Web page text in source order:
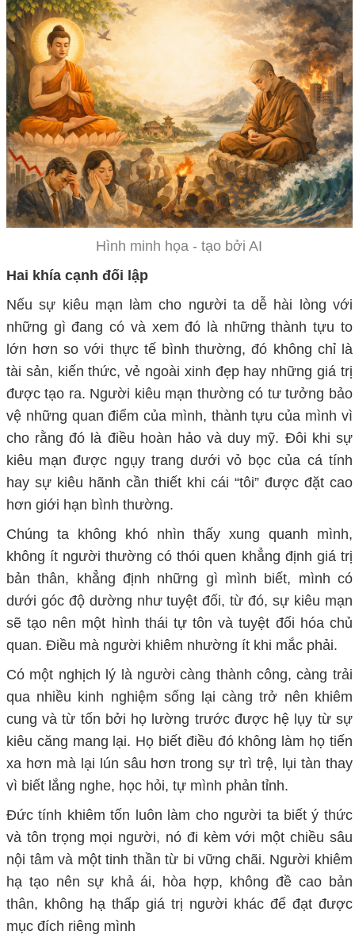
Hình minh họa - tạo bởi AI
Hai khía cạnh đối lập
Nếu sự kiêu mạn làm cho người ta dễ hài lòng với
những gì đang có và xem đó là những thành tựu to
lớn hơn so với thực tếbình thường, đó không chỉ là
tài sản, kiến thức, vẻ ngoài xinh đẹphay những giá trị
được tạo ra. Người kiêu mạn thường có tư tưởng bảo
vệ những quan điểm của mình, thành tựu của mình vì
cho rằng đó là điều hoàn hảo và duy mỹ. Đôi khi sự
kiêu mạn được ngụy trang dưới vỏ bọc của cá tính
hay sự kiêu hãnh cần thiết khi cái “tôi”được đặt cao
hơn giới hạn bình thường.
Chúng ta không khó nhìn thấy xung quanh mình,
không ít người thường có thói quen khẳng định giá trị
bản thân, khẳng định những gì mình biết, mình có
dưới góc độ dường như tuyệt đối, từ đó, sự kiêu mạn
sẽ tạo nên một hình thái tự tôn và tuyệt đối hóachủ
quan. Điều mà người khiêm nhường ít khi mắc phải.
Có một nghịch lý là người càng thành công, càng trải
qua nhiều kinh nghiệm sống lại càng trở nên khiêm
cung và từ tốn bởi họ lường trước được hệ lụy từ sự
kiêu căng mang lại. Họ biết điều đó không làm họ tiến
xa hơn mà lại lún sâu hơn trong sự trì trệ, lụi tàn thay
vì biết lắng nghe, học hỏi, tự mình phản tỉnh.
Đức tính khiêm tốn luôn làm cho người ta biết ý thức
và tôn trọng mọi người, nó đi kèm với một chiều sâu
nội tâm và một tinh thần từ bi vững chãi. Người khiêm
hạ tạo nên sự khả ái, hòa hợp, không đề cao bản
thân, không hạ thấp giá trị người khác để đạt được
mục đích riêng mình